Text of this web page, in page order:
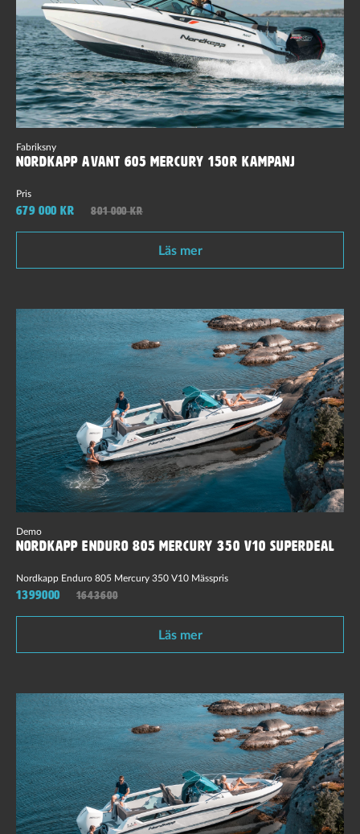
Fabriksny
Nordkapp Avant 605 Mercury 150R Kampanj
Pris
679 000 kr 801 000 kr
Läs mer
Demo
Nordkapp Enduro 805 Mercury 350 V10 Superdeal
Nordkapp Enduro 805 Mercury 350 V10 Mässpris
1399000 1643600
Läs mer